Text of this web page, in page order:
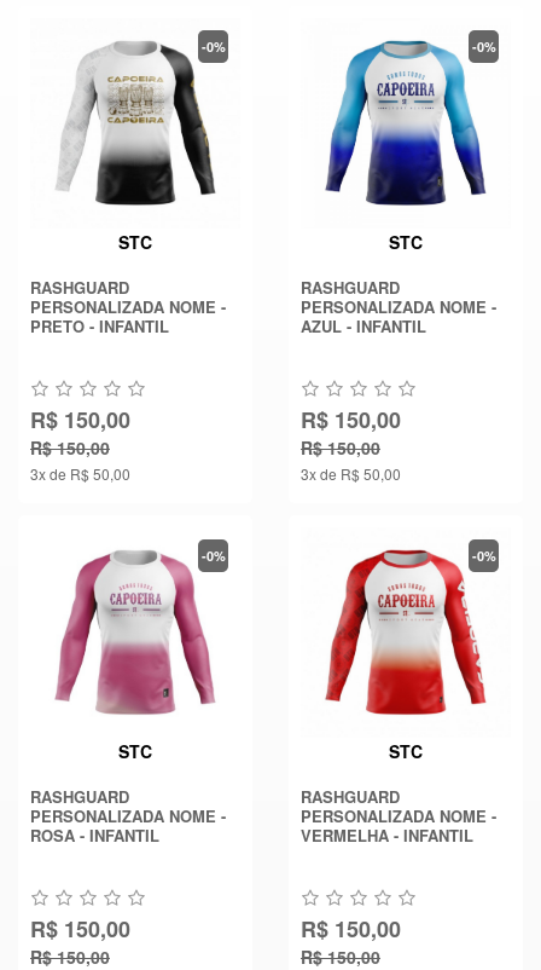
STC
RASHGUARD
PERSONALIZADA NOME -
PRETO - INFANTIL
-0%
R$ 150,00
R$ 150,00
3x de R$ 50,00
STC
RASHGUARD
PERSONALIZADA NOME -
AZUL - INFANTIL
-0%
R$ 150,00
R$ 150,00
3x de R$ 50,00
STC
RASHGUARD
PERSONALIZADA NOME -
ROSA - INFANTIL
-0%
R$ 150,00
R$ 150,00
STC
RASHGUARD
PERSONALIZADA NOME -
VERMELHA - INFANTIL
-0%
R$ 150,00
R$ 150,00